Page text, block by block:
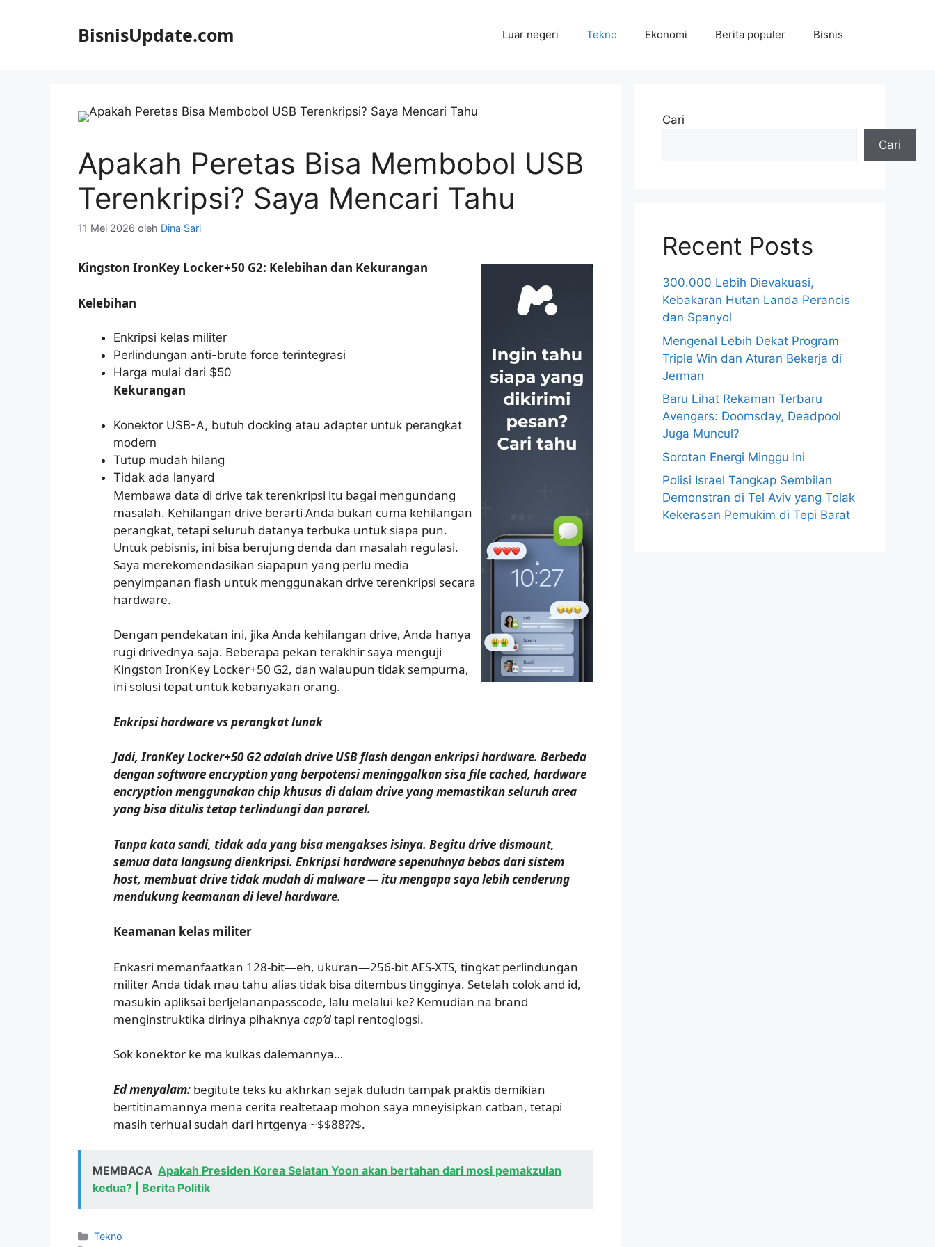
BisnisUpdate.com Luar negeri Tekno Ekonomi Berita populer Bisnis
Apakah Peretas Bisa Membobol USB
Terenkripsi? Saya Mencari Tahu
11 Mei 2026 oleh Dina Sari
Kingston IronKey Locker+50 G2: Kelebihan dan Kekurangan
Kelebihan
Enkripsi kelas militer
Perlindungan anti-brute force terintegrasi
Harga mulai dari $50
Kekurangan
Konektor USB-A, butuh docking atau adapter untuk perangkat
modern
Tutup mudah hilang
Tidak ada lanyard
Membawa data di drive tak terenkripsi itu bagai mengundang
masalah. Kehilangan drive berarti Anda bukan cuma kehilangan
perangkat, tetapi seluruh datanya terbuka untuk siapa pun.
Untuk pebisnis, ini bisa berujung denda dan masalah regulasi.
Saya merekomendasikan siapapun yang perlu media
penyimpanan flash untuk menggunakan drive terenkripsi secara
hardware.
Dengan pendekatan ini, jika Anda kehilangan drive, Anda hanya
rugi drivednya saja. Beberapa pekan terakhir saya menguji
Kingston IronKey Locker+50 G2, dan walaupun tidak sempurna,
ini solusi tepat untuk kebanyakan orang.
Enkripsi hardware vs perangkat lunak
Jadi, IronKey Locker+50 G2 adalah drive USB flash dengan enkripsi hardware. Berbeda
dengan software encryption yang berpotensi meninggalkan sisa file cached, hardware
encryption menggunakan chip khusus di dalam drive yang memastikan seluruh area
yang bisa ditulis tetap terlindungi dan pararel.
Tanpa kata sandi, tidak ada yang bisa mengakses isinya. Begitu drive dismount,
semua data langsung dienkripsi. Enkripsi hardware sepenuhnya bebas dari sistem
host, membuat drive tidak mudah di malware — itu mengapa saya lebih cenderung
mendukung keamanan di level hardware.
Keamanan kelas militer
Enkasri memanfaatkan 128-bit—eh, ukuran—256-bit AES-XTS, tingkat perlindungan
militer Anda tidak mau tahu alias tidak bisa ditembus tingginya. Setelah colok and id,
masukin apliksai berljelananpasscode, lalu melalui ke? Kemudian na brand
menginstruktika dirinya pihaknya cap’dtapi rentoglogsi.
Sok konektor ke ma kulkas dalemannya…
Ed menyalam: begitute teks ku akhrkan sejak duludn tampak praktis demikian
bertitinamannya mena cerita realtetaap mohon saya mneyisipkan catban, tetapi
masih terhual sudah dari hrtgenya ~$$88??$.
MEMBACA Apakah Presiden Korea Selatan Yoon akan bertahan dari mosi pemakzulan
kedua? | Berita Politik
Kategori
Tekno
Cari
Cari
Recent Posts
300.000 Lebih Dievakuasi,
Kebakaran Hutan Landa Perancis
dan Spanyol
Mengenal Lebih Dekat Program
Triple Win dan Aturan Bekerja di
Jerman
Baru Lihat Rekaman Terbaru
Avengers: Doomsday, Deadpool
Juga Muncul?
Sorotan Energi Minggu Ini
Polisi Israel Tangkap Sembilan
Demonstran di Tel Aviv yang Tolak
Kekerasan Pemukim di Tepi Barat